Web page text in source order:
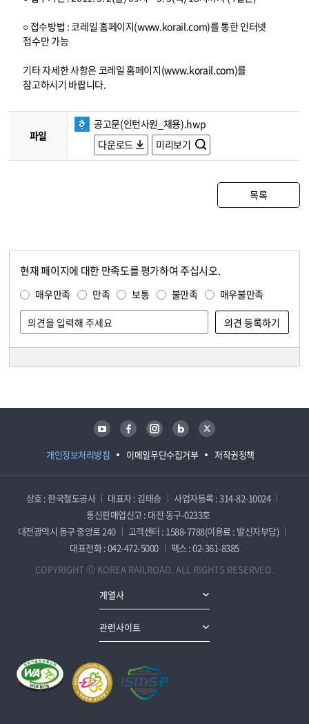
○ 접수방법 : 코레일 홈페이지(www.korail.com)를 통한 인터넷
접수만 가능
기타 자세한 사항은 코레일 홈페이지(www.korail.com)를
참고하시기 바랍니다.
파일
공고문(인턴사원_채용).hwp
다운로드
미리보기
목록
현재 페이지에 대한 만족도를 평가하여 주십시오.
매우만족 만족 보통 불만족 매우불만족
개인정보처리방침 이메일무단수집거부 저작권정책
유튜브 페이스북 인스타그램 블로그 트위터
상호 : 한국철도공사 대표자 : 김태승
사업자등록 : 314-82-10024
통신판매업신고 : 대전 동구-0233호
대전광역시 동구 중앙로 240
고객센터 : 1588-7788(이용료 : 발신자부담)
대표전화 : 042-472-5000
팩스 : 02-361-8385
COPYRIGHT ⓒ KOREA RAILROAD. ALL RIGHTS RESERVED.
계열사
관련사이트